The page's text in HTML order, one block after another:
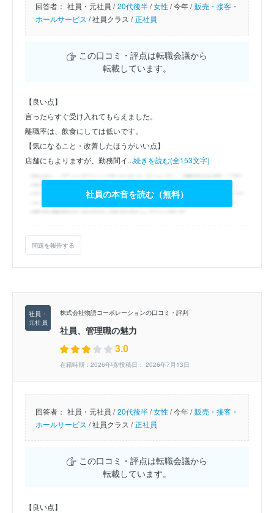
回答者： 社員・元社員 / 20代後半/女性/今年 / 販売・接客・
ホールサービス /社員クラス / 正社員
この口コミ・評点は転職会議から
転載しています。
【良い点】
言ったらすぐ受け入れてもらえました。
離職率は、飲食にしては低いです。
【気になること・改善したほうがいい点】
店舗にもよりますが、勤務間イ...続きを読む(全153文字)
社員の本音を読む（無料）
問題を報告する
株式会社物語コーポレーションの口コミ・評判
社員、管理職の魅力
3.0
在籍時期：2026年頃/投稿日： 2026年7月13日
回答者： 社員・元社員 / 20代後半/女性/今年 / 販売・接客・
ホールサービス /社員クラス / 正社員
この口コミ・評点は転職会議から
転載しています。
【良い点】